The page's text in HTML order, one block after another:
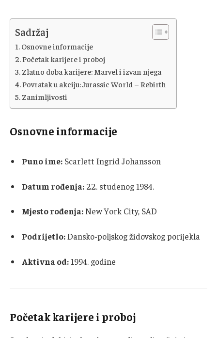
Sadržaj
Osnovne informacije
Početak karijere i proboj
Zlatno doba karijere: Marvel i izvan njega
Povratak u akciju: Jurassic World – Rebirth
Zanimljivosti
Osnovne informacije
Puno ime: Scarlett Ingrid Johansson
Datum rođenja: 22. studenog 1984.
Mjesto rođenja:New York City, SAD
Podrijetlo:Dansko-poljskog židovskog porijekla
Aktivna od: 1994. godine
Početak karijere i proboj